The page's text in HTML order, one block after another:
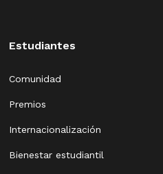
Estudiantes
Comunidad
Premios
Internacionalización
Bienestar estudiantil